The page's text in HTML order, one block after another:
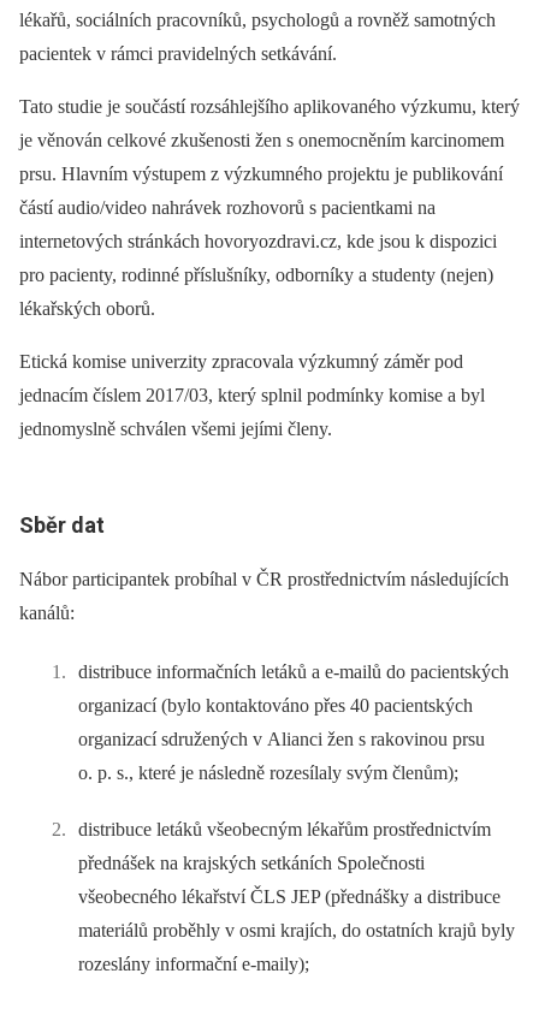
lékařů, sociálních pracovníků, psychologů a rovněž samotných
pacientek v rámci pravidelných setkávání.
Tato studie je součástí rozsáhlejšího aplikovaného výzkumu, který
je věnován celkové zkušenosti žen s onemocněním karcinomem
prsu. Hlavním výstupem z výzkumného projektu je publikování
částí audio/video nahrávek rozhovorů s pacientkami na
internetových stránkách hovoryozdravi.cz, kde jsou k dispozici
pro pacienty, rodinné příslušníky, odborníky a studenty (nejen)
lékařských oborů.
Etická komise univerzity zpracovala výzkumný záměr pod
jednacím číslem 2017/03, který splnil podmínky komise a byl
jednomyslně schválen všemi jejími členy.
Sběr dat
Nábor participantek probíhal v ČR prostřednictvím následujících
kanálů:
distribuce informačních letáků a e-mailů do pacientských
organizací (bylo kontaktováno přes 40 pacientských
organizací sdružených v Alianci žen s rakovinou prsu
o. p. s., které je následně rozesílaly svým členům);
distribuce letáků všeobecným lékařům prostřednictvím
přednášek na krajských setkáních Společnosti
všeobecného lékařství ČLS JEP (přednášky a distribuce
materiálů proběhly v osmi krajích, do ostatních krajů byly
rozeslány informační e-maily);